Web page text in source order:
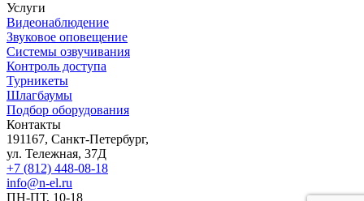
Услуги
Видеонаблюдение
Звуковое оповещение
Системы озвучивания
Контроль доступа
Турникеты
Шлагбаумы
Подбор оборудования
Контакты
191167, Санкт-Петербург,
ул. Тележная, 37Д
+7 (812) 448-08-18
info@n-el.ru
ПН-ПТ, 10-18